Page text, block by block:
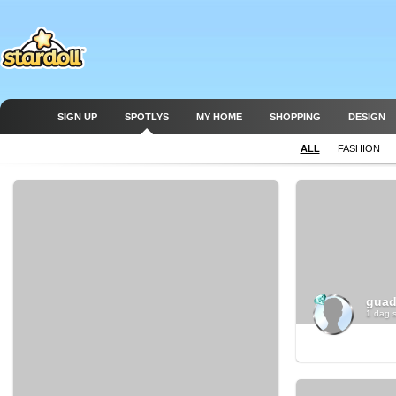
SIGN UP SPOTLYS MY HOME SHOPPING DESIGN
ALL FASHION
1 dag